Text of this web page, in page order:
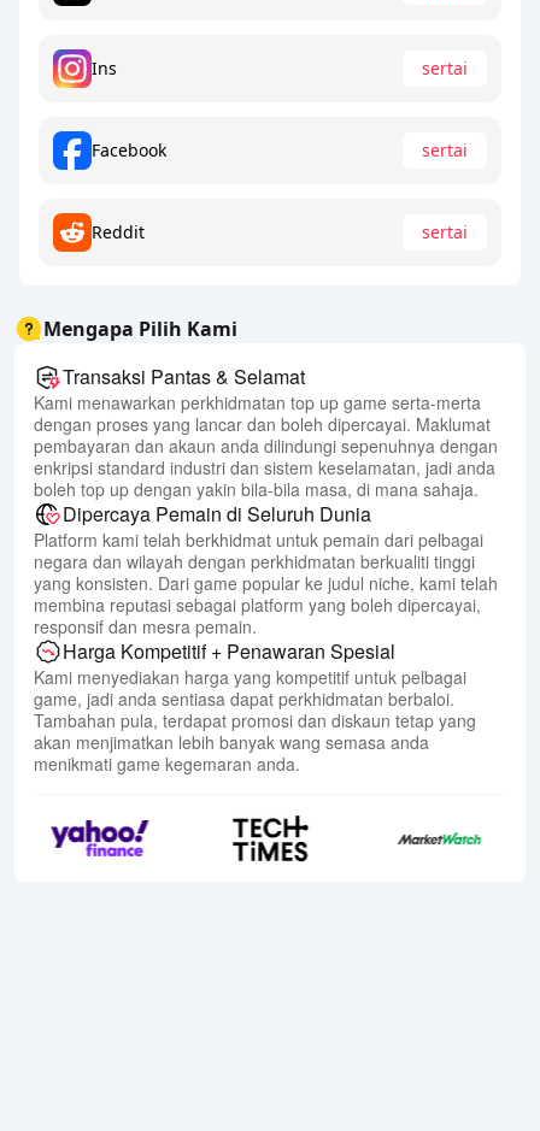
Ins sertai
Facebook sertai
Reddit sertai
Mengapa Pilih Kami
Transaksi Pantas & Selamat
Kami menawarkan perkhidmatan top up game serta-merta
dengan proses yang lancar dan boleh dipercayai. Maklumat
pembayaran dan akaun anda dilindungi sepenuhnya dengan
enkripsi standard industri dan sistem keselamatan, jadi anda
boleh top up dengan yakin bila-bila masa, di mana sahaja.
Dipercaya Pemain di Seluruh Dunia
Platform kami telah berkhidmat untuk pemain dari pelbagai
negara dan wilayah dengan perkhidmatan berkualiti tinggi
yang konsisten. Dari game popular ke judul niche, kami telah
membina reputasi sebagai platform yang boleh dipercayai,
responsif dan mesra pemain.
Harga Kompetitif + Penawaran Spesial
Kami menyediakan harga yang kompetitif untuk pelbagai
game, jadi anda sentiasa dapat perkhidmatan berbaloi.
Tambahan pula, terdapat promosi dan diskaun tetap yang
akan menjimatkan lebih banyak wang semasa anda
menikmati game kegemaran anda.